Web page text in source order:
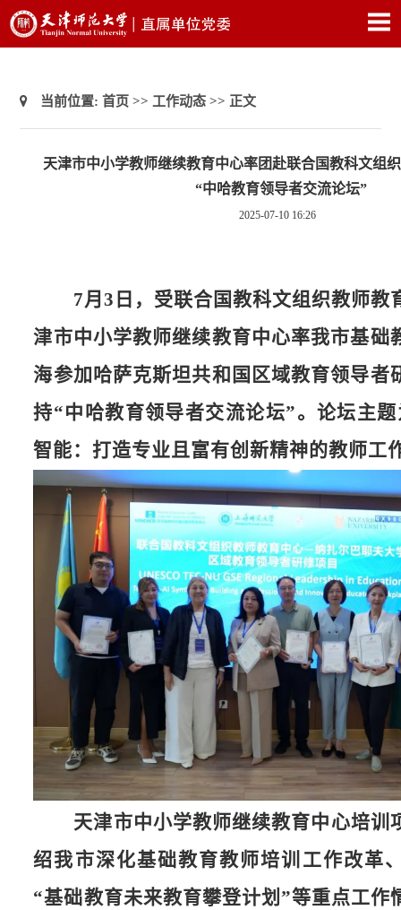
当前位置:首页 >> 工作动态 >> 正文
天津市中小学教师继续教育中心率团赴联合国教科文组
“中哈教育领导者交流论坛”
2025-07-10 16:26
7月3日，受联合国教科文组织教师教
津市中小学教师继续教育中心率我市基础
海参加哈萨克斯坦共和国区域教育领导者
持“中哈教育领导者交流论坛”。论坛主
智能：打造专业且富有创新精神的教师工
天津市中小学教师继续教育中心培训
绍我市深化基础教育教师培训工作改革
“基础教育未来教育攀登计划”等重点工作